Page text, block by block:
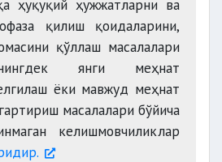
ҳуқуқий ҳужжатларни ва
қилиш қоидаларини,
қўллаш масалалари
янги меҳнат
ёки мавжуд меҳнат
масалалари бўйича
келишмовчиликлар